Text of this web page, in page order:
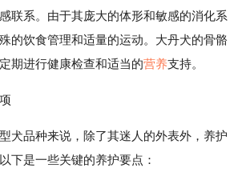
联系。由于其庞大的体形和敏感的消化系
的饮食管理和适量的运动。大丹犬的骨骼
期进行健康检查和适当的营养支持。
犬品种来说，除了其迷人的外表外，养护
下是一些关键的养护要点：